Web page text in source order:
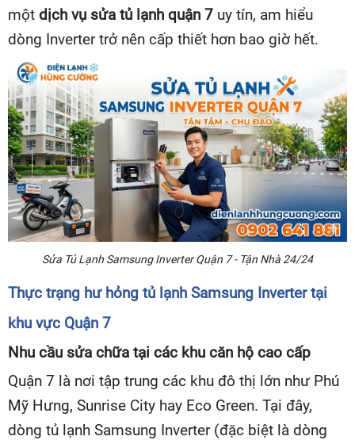
một dịch vụ sửa tủ lạnh quận 7 uy tín, am hiểu
dòng Inverter trở nên cấp thiết hơn bao giờ hết.
Sửa Tủ Lạnh Samsung Inverter Quận 7 - Tận Nhà 24/24
Thực trạng hư hỏng tủ lạnh Samsung Inverter tại
khu vực Quận 7
Nhu cầu sửa chữa tại các khu căn hộ cao cấp
Quận 7 là nơi tập trung các khu đô thị lớn như Phú
Mỹ Hưng, Sunrise City hay Eco Green. Tại đây,
dòng tủ lạnh Samsung Inverter (đặc biệt là dòng